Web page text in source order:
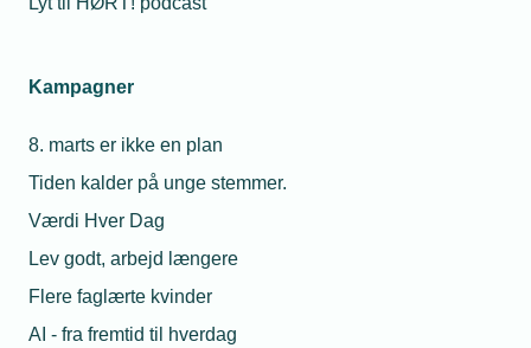
Kampagner
8. marts er ikke en plan
Tiden kalder på unge stemmer.
Værdi Hver Dag
Lev godt, arbejd længere
Flere faglærte kvinder
AI - fra fremtid til hverdag
VE-installatører ser dystert på fremtiden
VE-installatører ser mørke skyer i horisonten, når det
gælder ordrer på solcelleanlæg og varmepumper. Det viser
ny medlemsundersøgelse.